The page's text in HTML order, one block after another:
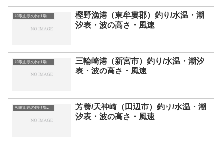
和歌山県の釣り場一覧
樫野漁港（東牟婁郡）釣り/水温・潮
汐表・波の高さ・風速
和歌山県の釣り場一覧
三輪崎港（新宮市）釣り/水温・潮汐
表・波の高さ・風速
和歌山県の釣り場一覧
芳養/天神崎（田辺市）釣り/水温・潮
汐表・波の高さ・風速